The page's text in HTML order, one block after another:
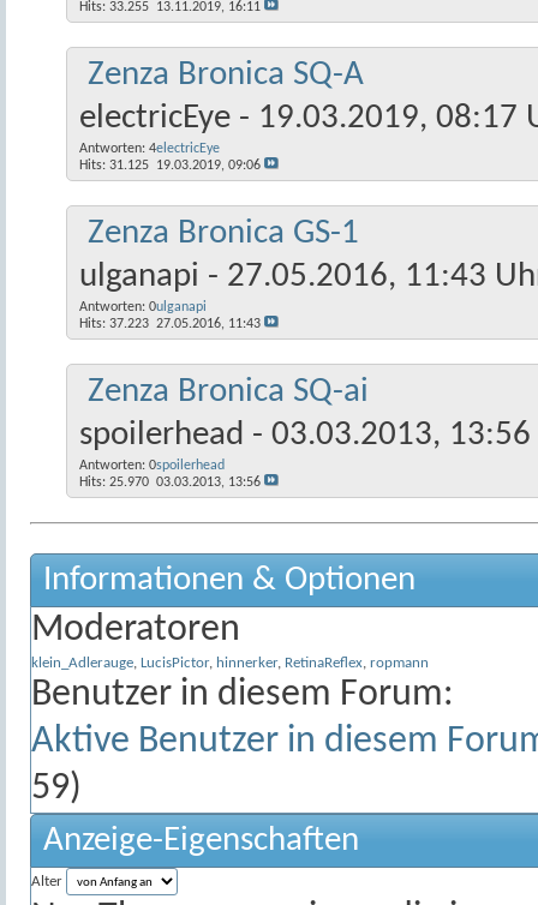
Hits: 33.255 13.11.2019, 16:11
Zenza Bronica SQ-A
electricEye - 19.03.2019, 08:17
Antworten: 4
Hits: 31.125
electricEye
19.03.2019, 09:06
Zenza Bronica GS-1
ulganapi - 27.05.2016, 11:43
Antworten: 0
Hits: 37.223
ulganapi
27.05.2016, 11:43
Zenza Bronica SQ-ai
spoilerhead - 03.03.2013,
Antworten: 0
Hits: 25.970
spoilerhead
03.03.2013, 13:56
Informationen & Optionen
Moderatoren
klein_Adlerauge LucisPictor, hinnerker, RetinaReflex ropmann
Benutzer in diesem Forum:
Aktive Benutzer in diesem
59)
Anzeige-Eigenschaften
Alter